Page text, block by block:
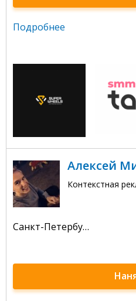
Подробнее
Алексей
Контекстная
Санкт-Петербург